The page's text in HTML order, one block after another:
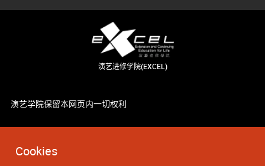
Cookies
演艺进修学院(EXCEL)
演艺学院保留本网页内一切权利